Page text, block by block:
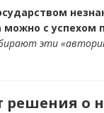
с успехом
эти
решения о